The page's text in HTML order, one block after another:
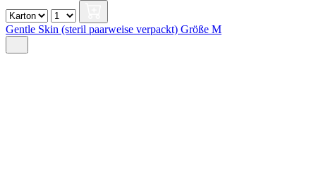
Gentle Skin (steril paarweise verpackt) Größe M